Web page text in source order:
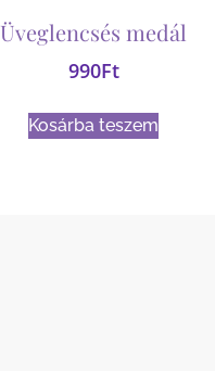
Üveglencsés medál
990Ft
Kosárba teszem